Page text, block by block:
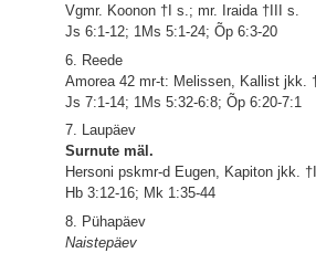
Vgmr. Koonon †I s.; mr. Iraida †III s.
Js 6:1-12; 1Ms 5:1-24; Õp 6:3-20
6. Reede
Amorea 42 mr-t: Melissen, Kallist jkk.
Js 7:1-14; 1Ms 5:32-6:8; Õp 6:20-7:1
7. Laupäev
Surnute mäl.
Hersoni pskmr-d Eugen, Kapiton jkk.
Hb 3:12-16; Mk 1:35-44
8. Pühapäev
Naistepäev